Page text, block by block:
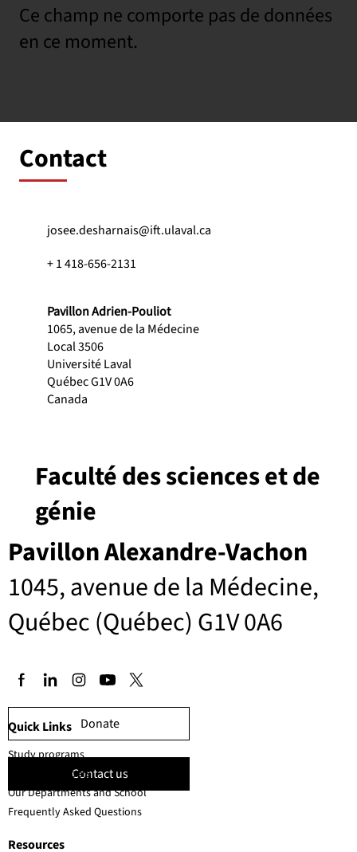
Ce champ ne comporte pas de données
en ce moment.
Contact
josee.desharnais@ift.ulaval.ca
+ 1 418-656-2131
Pavillon Adrien-Pouliot
1065, avenue de la Médecine
Local 3506
Université Laval
Québec G1V 0A6
Canada
Pavillon Alexandre-Vachon
1045, avenue de la Médecine,
Québec (Québec) G1V 0A6
Faculté des sciences et de
génie
Donate
Contact us
Quick Links
Resources
Study programs
Faculty members
Our Departments and School
Frequently Asked Questions